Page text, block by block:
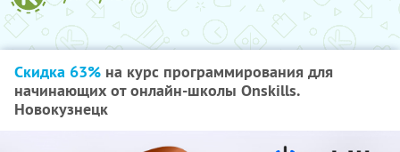
Скидка 63% на курс программирования для
начинающих от онлайн-школы Onskills.
Новокузнецк